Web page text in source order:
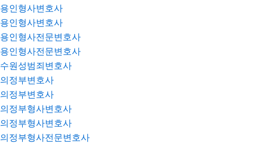
용인형사변호사
용인형사변호사
용인형사전문변호사
용인형사전문변호사
수원성범죄변호사
의정부변호사
의정부변호사
의정부형사변호사
의정부형사변호사
의정부형사전문변호사